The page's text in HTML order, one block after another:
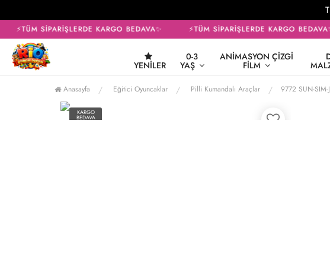
⚡TÜM SİPARİŞLERDE KARGO BEDAVA✨ ⚡TÜM SİPARİŞLERDE KARGO BEDAVA✨
YENILER
0-3
YAŞ
ANIMASYON ÇIZGI
FILM
Anasayfa Eğitici Oyuncaklar Pilli Kumandalı Araçlar 9772 SUN-
KARGO
BEDAVA